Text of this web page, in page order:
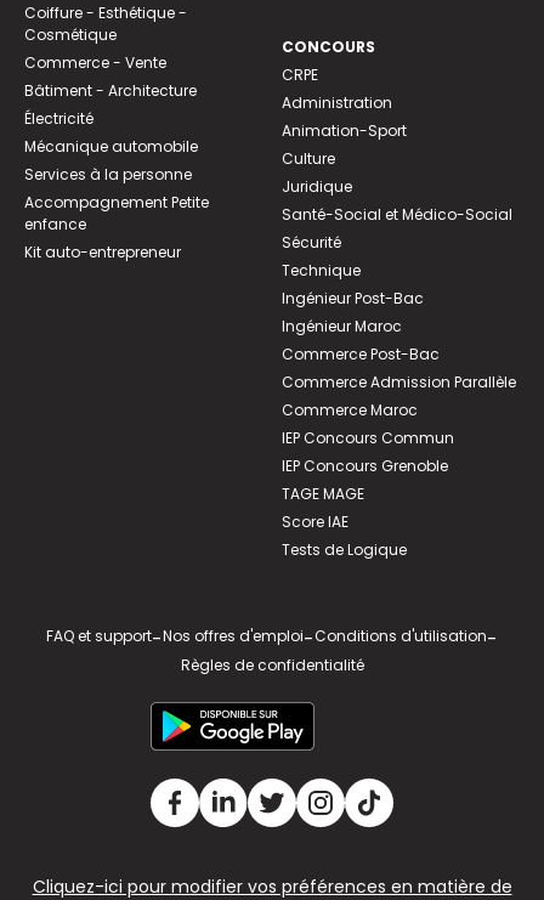
Coiffure - Esthétique -
Cosmétique
Commerce - Vente
Bâtiment - Architecture
Électricité
Mécanique automobile
Services à la personne
Accompagnement Petite
enfance
Kit auto-entrepreneur
CONCOURS
CRPE
Administration
Animation-Sport
Culture
Juridique
Santé-Social et Médico-Social
Sécurité
Technique
Ingénieur Post-Bac
Ingénieur Maroc
Commerce Post-Bac
Commerce Admission Parallèle
Commerce Maroc
IEP Concours Commun
IEP Concours Grenoble
TAGE MAGE
Score IAE
Tests de Logique
FAQ et support-Nos offres d'emploi-Conditions d'utilisation-
Règles de confidentialité
Cliquez-ici pour modifier vos préférences en matière de